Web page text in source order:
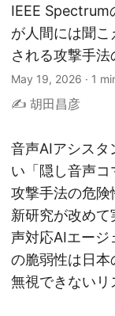
IEEE Spectrum
が人間には聞
される攻撃手法
May 19, 2026 · 1
✍️ 胡田昌彦
音声AIアシスタ
い「隠し音声
攻撃手法の危
新研究が改め
声対応AIエージ
の脆弱性は日本
無視できないリ